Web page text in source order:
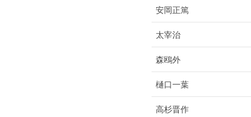
安岡正篤
太宰治
森鴎外
樋口一葉
高杉晋作